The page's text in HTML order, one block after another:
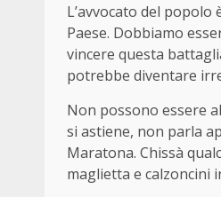
L’avvocato del
Paese. Dobbiamo
vincere questa
potrebbe diventare
Non possono essere
si astiene, non parla
Maratona. Chissà
maglietta e calzoncini